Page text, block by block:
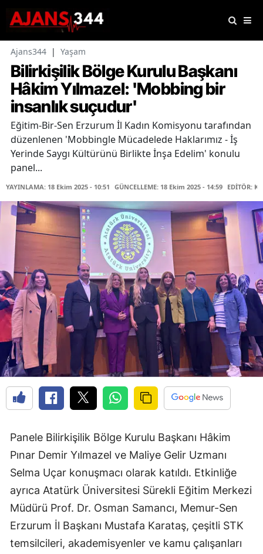
Ajans344 | Yaşam
Bilirkişilik Bölge Kurulu Başkanı
Hâkim Yılmazel: 'Mobbing bir
insanlık suçudur'
Eğitim-Bir-Sen Erzurum İl Kadın Komisyonu tarafından
düzenlenen 'Mobbingle Mücadelede Haklarımız - İş
Yerinde Saygı Kültürünü Birlikte İnşa Edelim' konulu
panel...
YAYINLAMA: 18 Ekim 2025 - 10:51 GÜNCELLEME: 18 Ekim 2025 - 14:59 EDİTÖR:
Panele Bilirkişilik Bölge Kurulu Başkanı Hâkim
Pınar Demir Yılmazel ve Maliye Gelir Uzmanı
Selma Uçar konuşmacı olarak katıldı. Etkinliğe
ayrıca Atatürk Üniversitesi Sürekli Eğitim Merkezi
Müdürü Prof. Dr. Osman Samancı, Memur-Sen
Erzurum İl Başkanı Mustafa Karataş, çeşitli STK
temsilcileri, akademisyenler ve kamu çalışanları